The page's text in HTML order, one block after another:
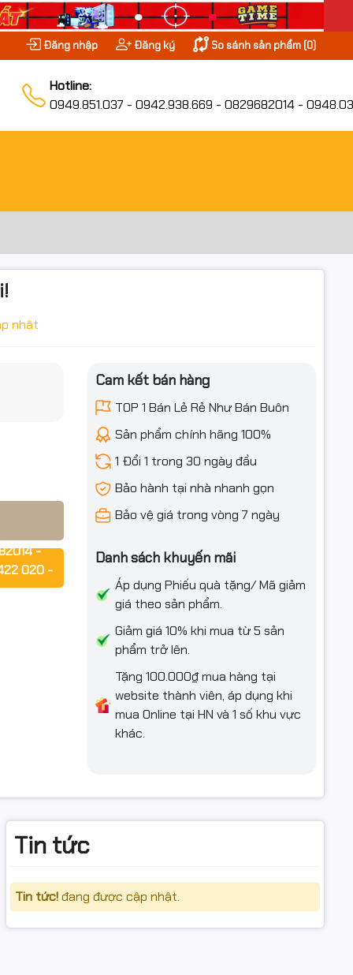
Đăng nhập Đăng ký So sánh sản phẩm (0)
Hotline:
0949.851.037 - 0942.938.669 - 0829682014 -
nhật
-
020 -
Cam kết bán hàng
TOP 1 Bán Lẻ Rẻ Như Bán Buôn
Sản phẩm chính hãng 100%
1 Đổi 1 trong 30 ngày đầu
Bảo hành tại nhà nhanh gọn
Bảo vệ giá trong vòng 7 ngày
Danh sách khuyến mãi
Áp dụng Phiếu quà tặng/ Mã giảm
giá theo sản phẩm.
Giảm giá 10% khi mua từ 5 sản
phẩm trở lên.
Tặng 100.000₫ mua hàng tại
website thành viên, áp dụng khi
mua Online tại HN và 1 số khu vực
khác.
Tin tức
Tin tức!đang được cập nhật.